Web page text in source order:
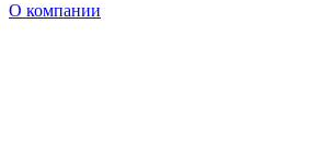
О компании